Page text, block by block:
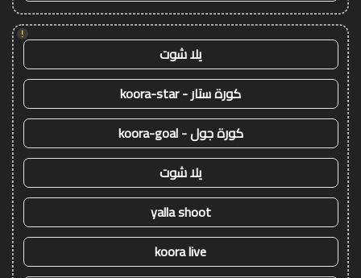
!
يلا شوت
كورة ستار - koora-star
كورة جول - koora-goal
يلا شوت
yalla shoot
koora live